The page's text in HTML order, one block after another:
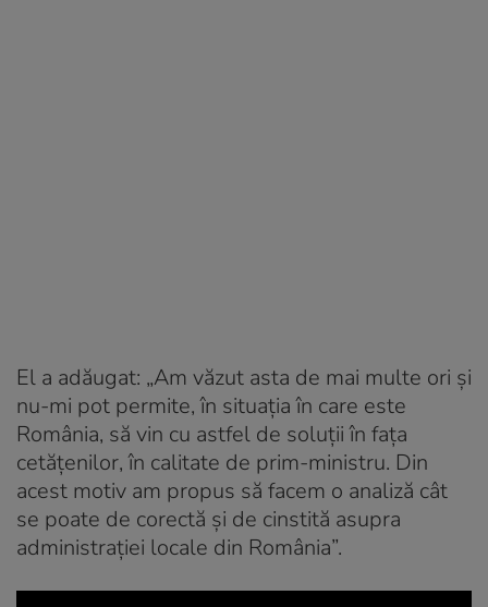
El a adăugat: „Am văzut asta de mai multe ori şi
nu-mi pot permite, în situaţia în care este
România, să vin cu astfel de soluţii în faţa
cetăţenilor, în calitate de prim-ministru. Din
acest motiv am propus să facem o analiză cât
se poate de corectă şi de cinstită asupra
administraţiei locale din România”.